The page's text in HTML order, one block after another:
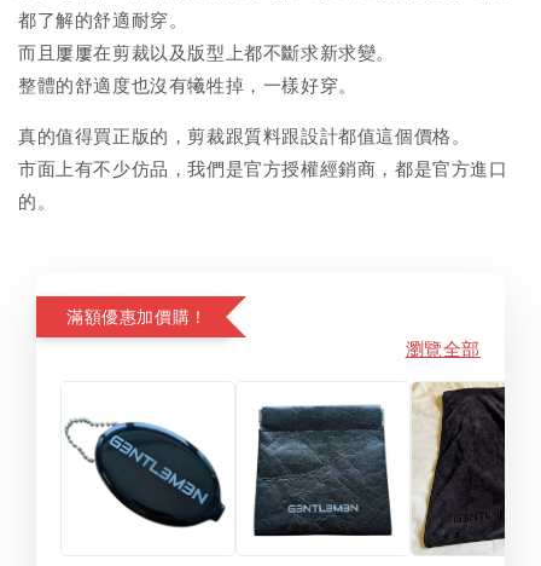
都了解的舒適耐穿。
而且屢屢在剪裁以及版型上都不斷求新求變。
整體的舒適度也沒有犧牲掉，一樣好穿。
真的值得買正版的，剪裁跟質料跟設計都值這個價格。
市面上有不少仿品，我們是官方授權經銷商，都是官方進口
的。
滿額優惠加價購！
瀏覽全部